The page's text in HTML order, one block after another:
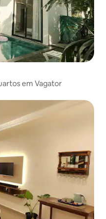
em Vagator